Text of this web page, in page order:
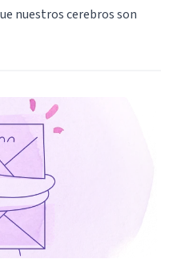
nuestros cerebros son